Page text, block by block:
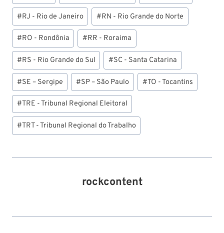
#RJ - Rio de Janeiro #RN - Rio Grande do Norte
#RO - Rondônia #RR - Roraima
#RS - Rio Grande do Sul #SC - Santa Catarina
#SE – Sergipe #SP – São Paulo #TO - Tocantins
#TRE - Tribunal Regional Eleitoral
#TRT - Tribunal Regional do Trabalho
rockcontent